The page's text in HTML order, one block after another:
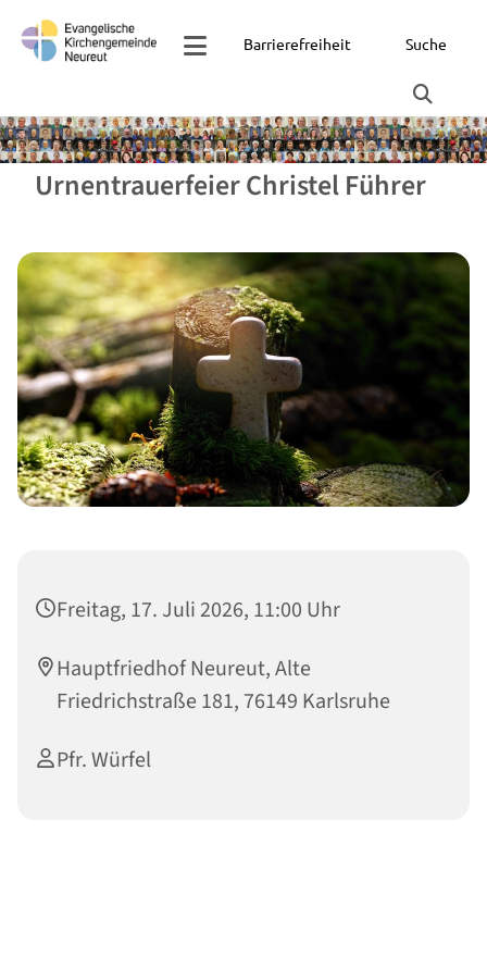
Barrierefreiheit Suche
Urnentrauerfeier Christel Führer
Freitag, 17. Juli 2026, 11:00 Uhr
Hauptfriedhof Neureut, Alte
Friedrichstraße 181, 76149 Karlsruhe
Pfr. Würfel